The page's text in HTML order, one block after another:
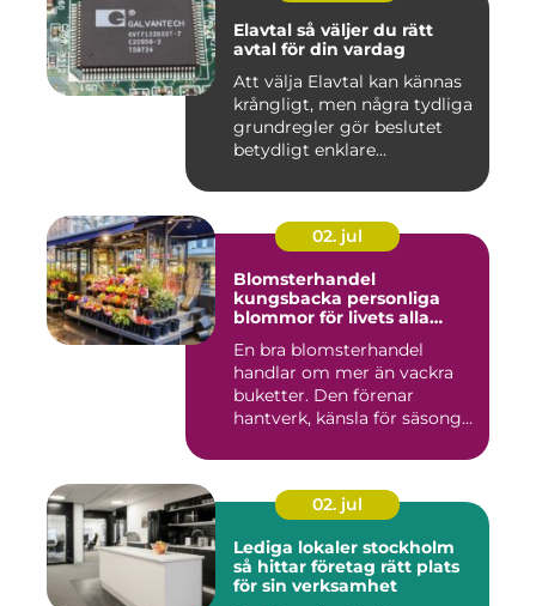
Elavtal så väljer du rätt
avtal för din vardag
Att välja Elavtal kan kännas
krångligt, men några tydliga
grundregler gör beslutet
betydligt enklare...
02. jul
Blomsterhandel
kungsbacka personliga
blommor för livets alla
En bra blomsterhandel
handlar om mer än vackra
buketter. Den förenar
hantverk, känsla för säsong
02. jul
Lediga lokaler stockholm
så hittar företag rätt plats
för sin verksamhet